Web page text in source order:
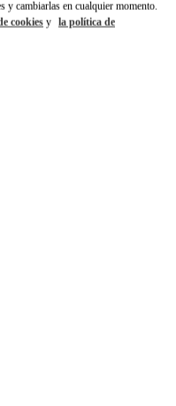
Opens in New Tab
y cambiarlas en cualquier momento.
cookies y la política de